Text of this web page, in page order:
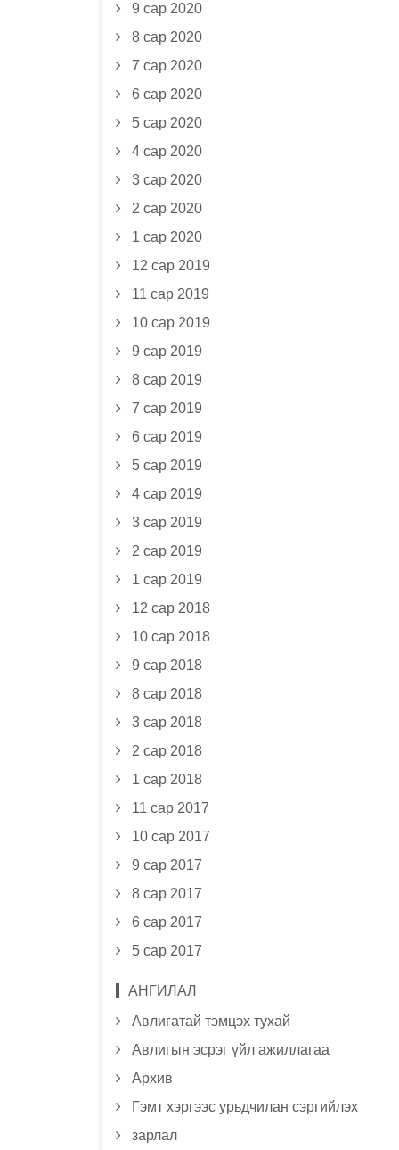
9 сар 2020
8 сар 2020
7 сар 2020
6 сар 2020
5 сар 2020
4 сар 2020
3 сар 2020
2 сар 2020
1 сар 2020
12 сар 2019
11 сар 2019
10 сар 2019
9 сар 2019
8 сар 2019
7 сар 2019
6 сар 2019
5 сар 2019
4 сар 2019
3 сар 2019
2 сар 2019
1 сар 2019
12 сар 2018
10 сар 2018
9 сар 2018
8 сар 2018
3 сар 2018
2 сар 2018
1 сар 2018
11 сар 2017
10 сар 2017
9 сар 2017
8 сар 2017
6 сар 2017
5 сар 2017
АНГИЛАЛ
Авлигатай тэмцэх тухай
Авлигын эсрэг үйл ажиллагаа
Архив
Гэмт хэргээс урьдчилан сэргийлэх
зарлал